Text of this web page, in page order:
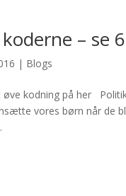
– se
| Blogs
kodning på her
vores børn når de